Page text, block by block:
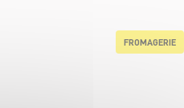
FROMAGERIE